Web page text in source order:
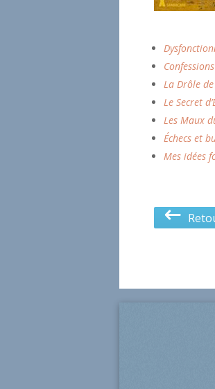
La Drôle
Le Secret
Les Maux
Échecs et
Mes idées